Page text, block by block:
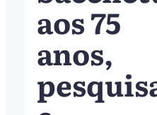
aos 75
anos,